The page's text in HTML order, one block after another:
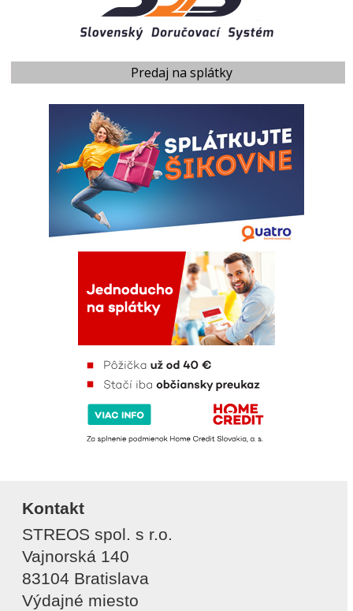
Predaj na splátky
Kontakt
STREOS spol. s r.o.
Vajnorská 140
83104 Bratislava
Výdajné miesto